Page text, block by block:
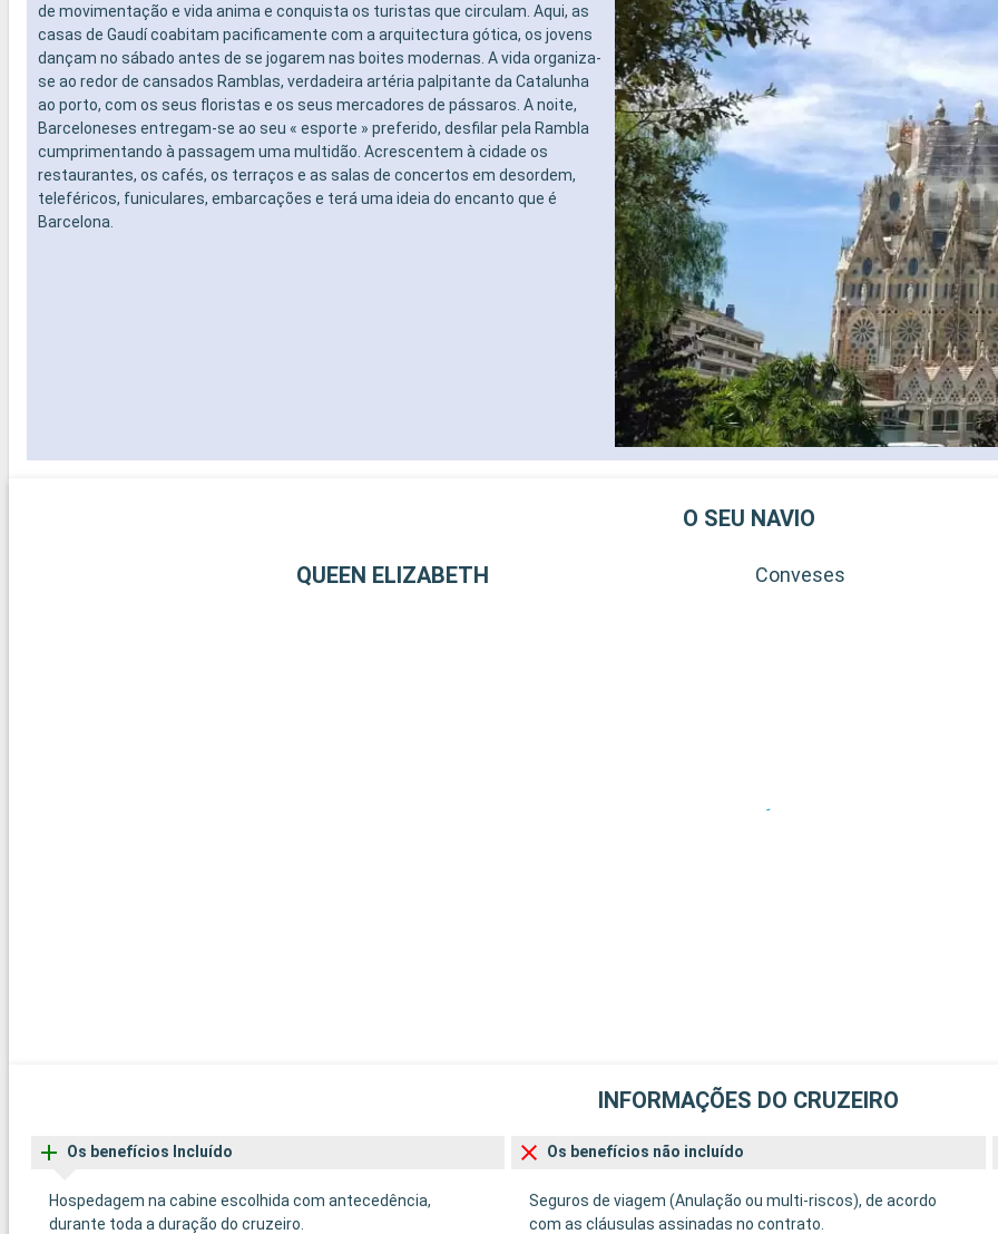
de movimentação e vida anima e conquista os turistas que circulam. Aqui, as
casas de Gaudí coabitam pacificamente com a arquitectura gótica, os jovens
dançam no sábado antes de se jogarem nas boites modernas. A vida organiza-
se ao redor de cansados Ramblas, verdadeira artéria palpitante da Catalunha
ao porto, com os seus floristas e os seus mercadores de pássaros. A noite,
Barceloneses entregam-se ao seu « esporte » preferido, desfilar pela Rambla
cumprimentando à passagem uma multidão. Acrescentem à cidade os
restaurantes, os cafés, os terraços e as salas de concertos em desordem,
teleféricos, funiculares, embarcações e terá uma ideia do encanto que é
Barcelona.
O SEU NAVIO
QUEEN ELIZABETH Conveses
INFORMAÇÕES DO CRUZEIRO
Os benefícios Incluído
Hospedagem na cabine escolhida com antecedência,
durante toda a duração do cruzeiro.
Os benefícios não incluído
Seguros de viagem (Anulação ou multi-riscos), de acordo
com as cláusulas assinadas no contrato.